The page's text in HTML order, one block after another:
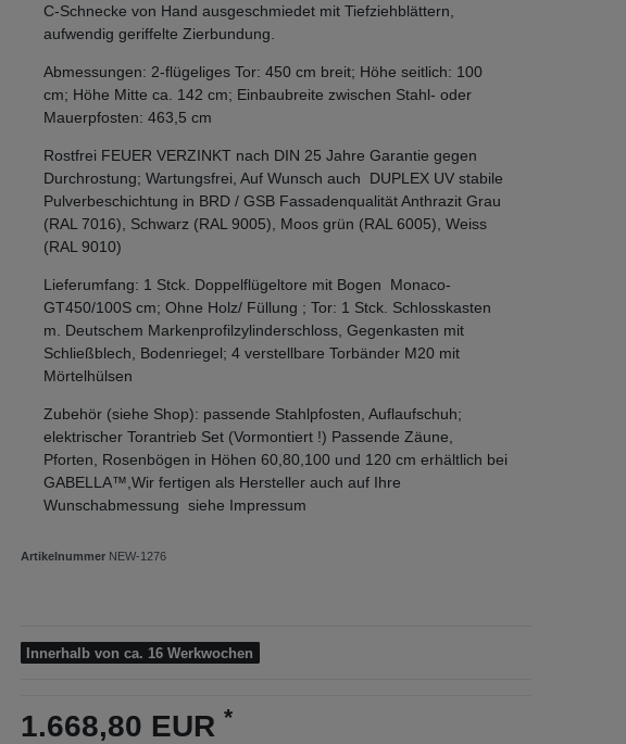
C-Schnecke von Hand ausgeschmiedet mit Tiefziehblättern,
aufwendig geriffelte Zierbundung.
Abmessungen: 2-flügeliges Tor: 450 cm breit; Höhe seitlich: 100
cm; Höhe Mitte ca. 142 cm; Einbaubreite zwischen Stahl- oder
Mauerpfosten: 463,5 cm
Rostfrei FEUER VERZINKT nach DIN 25 Jahre Garantie gegen
Durchrostung; Wartungsfrei, Auf Wunsch auch DUPLEX UV stabile
Pulverbeschichtung in BRD / GSB Fassadenqualität Anthrazit Grau
(RAL 7016), Schwarz (RAL 9005), Moos grün (RAL 6005), Weiss
(RAL 9010)
Lieferumfang: 1 Stck. Doppelflügeltore mit Bogen Monaco-
GT450/100S cm; Ohne Holz/ Füllung ; Tor: 1 Stck. Schlosskasten
m. Deutschem Markenprofilzylinderschloss, Gegenkasten mit
Schließblech, Bodenriegel; 4 verstellbare Torbänder M20 mit
Mörtelhülsen
Zubehör (siehe Shop): passende Stahlpfosten, Auflaufschuh;
elektrischer Torantrieb Set (Vormontiert !) Passende Zäune,
Pforten, Rosenbögen in Höhen 60,80,100 und 120 cm erhältlich bei
GABELLA™,Wir fertigen als Hersteller auch auf Ihre
Wunschabmessung siehe Impressum
Artikelnummer NEW-1276
Innerhalb von ca. 16 Werkwochen
1.668,80 EUR *